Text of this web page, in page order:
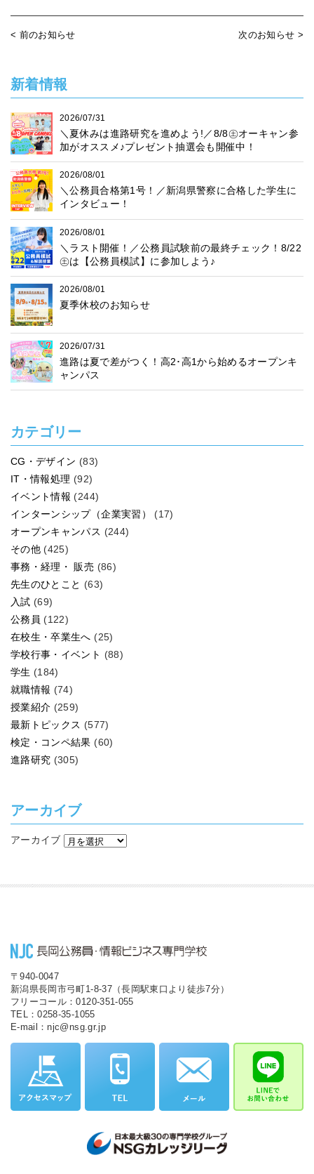
< 前のお知らせ 次のお知らせ >
新着情報
2026/07/31
＼夏休みは進路研究を進めよう!／8/8㊏オーキャン参
加がオススメ♪プレゼント抽選会も開催中！
2026/08/01
＼公務員合格第1号！／新潟県警察に合格した学生に
インタビュー！
2026/08/01
＼ラスト開催！／公務員試験前の最終チェック！8/22
㊏は【公務員模試】に参加しよう♪
2026/08/01
夏季休校のお知らせ
2026/07/31
進路は夏で差がつく！高2･高1から始めるオープンキ
ャンパス
カテゴリー
CG・デザイン (83)
IT・情報処理 (92)
イベント情報 (244)
インターンシップ（企業実習）
(17)
オープンキャンパス (244)
その他 (425)
事務・経理・ 販売 (86)
先生のひとこと (63)
入試 (69)
公務員 (122)
在校生・卒業生へ (25)
学校行事・イベント (88)
学生 (184)
就職情報 (74)
授業紹介 (259)
最新トピックス (577)
検定・コンペ結果 (60)
進路研究 (305)
アーカイブ
アーカイブ
〒940-0047
新潟県長岡市弓町1-8-37（長岡駅東口より徒歩7分）
フリーコール：0120-351-055
TEL：0258-35-1055
E-mail：njc@nsg.gr.jp